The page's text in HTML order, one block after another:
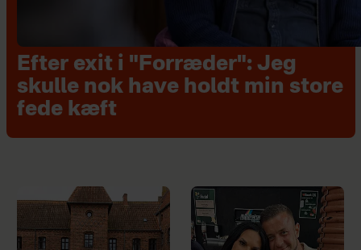
Efter exit i "Forræder": Jeg
skulle nok have holdt min store
fede kæft